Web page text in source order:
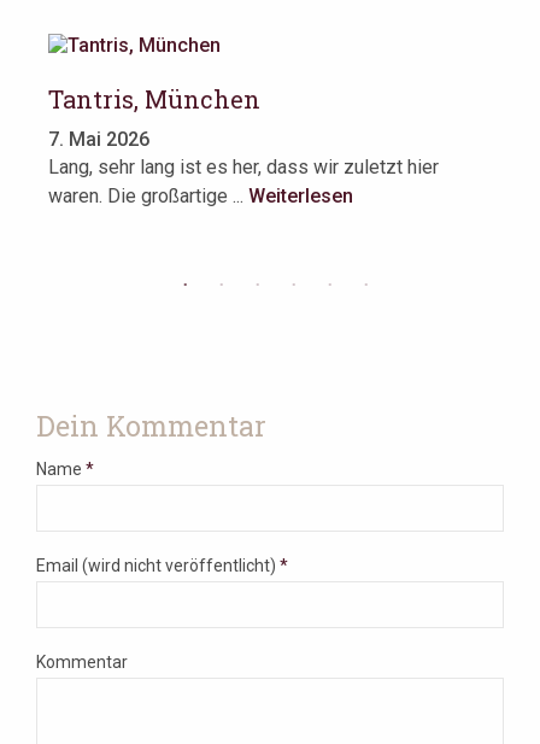
Tantris, München
7. Mai 2026
Lang, sehr lang ist es her, dass wir zuletzt hier
waren. Die großartige ... Weiterlesen
Dein Kommentar
Name *
Email (wird nicht veröffentlicht) *
Kommentar